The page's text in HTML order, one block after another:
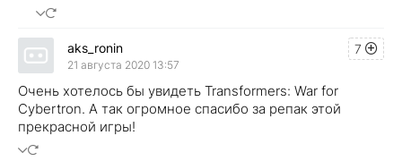
7
aks_ronin
21 августа 2020 13:57
Очень хотелось бы увидеть Transformers: War for
Cybertron. А так огромное спасибо за репак этой
прекрасной игры!